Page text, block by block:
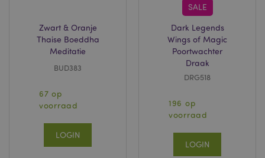
Zwart & Oranje
Thaise Boeddha
Meditatie
BUD383
67 op
voorraad
LOGIN
SALE
Dark Legends
Wings of Magic
Poortwachter
Draak
DRG518
196 op
voorraad
LOGIN